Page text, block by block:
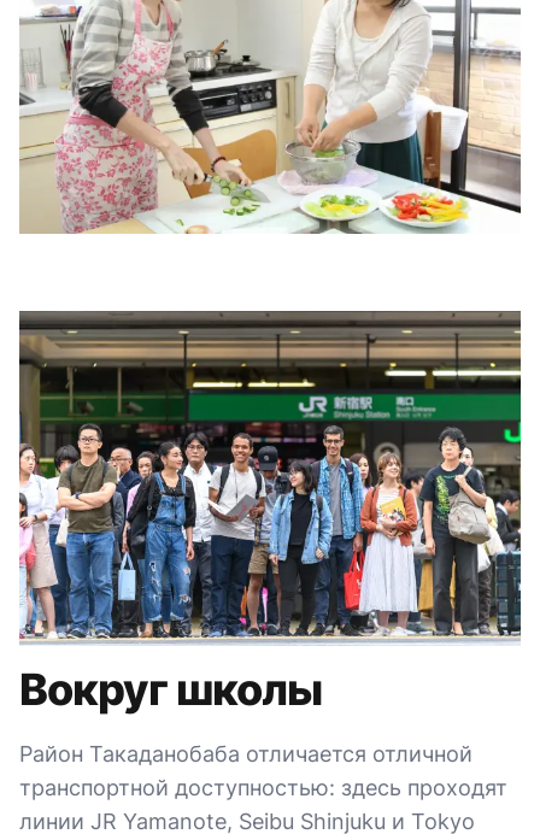
Вокруг школы
Район Такаданобаба отличается отличной
транспортной доступностью: здесь проходят
линии JR Yamanote, Seibu Shinjuku и Tokyo